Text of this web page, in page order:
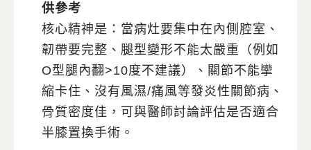
供參考
核心精神是：當病灶要集中在內側腔室、
韌帶要完整、腿型變形不能太嚴重（例如
O型腿內翻>10度不建議）、關節不能攣
縮卡住、沒有風濕/痛風等發炎性關節病、
骨質密度佳，可與醫師討論評估是否適合
半膝置換手術。